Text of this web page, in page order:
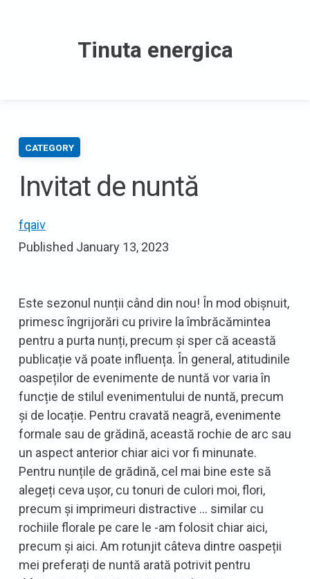
Tinuta energica
CATEGORY
Invitat de nuntă
fqaiv
Published January 13, 2023
Este sezonul nunții când din nou! În mod obișnuit,
primesc îngrijorări cu privire la îmbrăcămintea
pentru a purta nunți, precum și sper că această
publicație vă poate influența. În general, atitudinile
oaspeților de evenimente de nuntă vor varia în
funcție de stilul evenimentului de nuntă, precum
și de locație. Pentru cravată neagră, evenimente
formale sau de grădină, această rochie de arc sau
un aspect anterior chiar aici vor fi minunate.
Pentru nunțile de grădină, cel mai bine este să
alegeți ceva ușor, cu tonuri de culori moi, flori,
precum și imprimeuri distractive … similar cu
rochiile florale pe care le -am folosit chiar aici,
precum și aici. Am rotunjit câteva dintre oaspeții
mei preferați de nuntă arată potrivit pentru